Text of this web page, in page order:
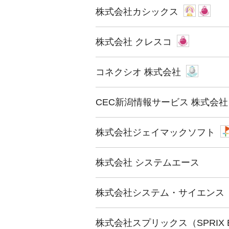
株式会社カシックス
株式会社 クレスコ
コネクシオ 株式会社
CEC新潟情報サービス 株式会社
株式会社ジェイマックソフト
株式会社 システムエース
株式会社システム・サイエンス
株式会社スプリックス（SPRIX